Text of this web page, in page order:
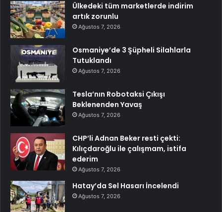
Ülkedeki tüm marketlerde indirim
artık zorunlu
Ağustos 7, 2026
Osmaniye’de 3 Şüpheli Silahlarla
Tutuklandı
Ağustos 7, 2026
Tesla’nın Robotaksi Çıkışı
Beklenenden Yavaş
Ağustos 7, 2026
CHP’li Adnan Beker resti çekti:
Kılıçdaroğlu ile çalışmam, istifa
ederim
Ağustos 7, 2026
Hatay’da Sel Hasarı İncelendi
Ağustos 7, 2026